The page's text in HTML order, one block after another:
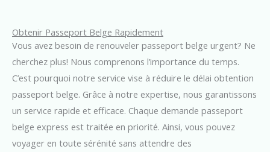
Obtenir Passeport Belge Rapidement
Vous avez besoin de renouveler passeport belge urgent? Ne
cherchez plus! Nous comprenons l’importance du temps.
C’est pourquoi notre service vise à réduire le délai obtention
passeport belge. Grâce à notre expertise, nous garantissons
un service rapide et efficace. Chaque demande passeport
belge express est traitée en priorité. Ainsi, vous pouvez
voyager en toute sérénité sans attendre des